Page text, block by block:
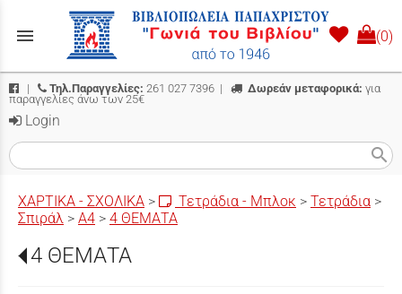
menu (0)
| Τηλ.Παραγγελίες: 261 027 7396 | Δωρεάν μεταφορικά: για
παραγγελίες άνω των 25€
Login
search
ΧΑΡΤΙΚΑ - ΣΧΟΛΙΚΑ > Τετράδια - Μπλοκ > Τετράδια >
Σπιράλ > Α4 > 4 ΘΕΜΑΤΑ
4 ΘΕΜΑΤΑ